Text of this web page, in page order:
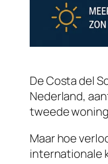
De Costa del
Nederland,
tweede
Maar hoe
internationale